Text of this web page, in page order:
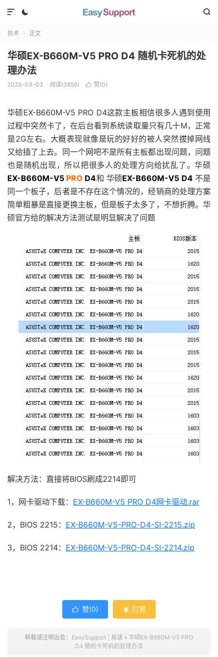
 

技术  正文
华硕EX-B660M-V5 PRO D4 随机卡死机的处
理办法
2023-03-03 阅读(3856)  赞(0)
华硕EX-B660M-V5 PRO D4这款主板相信很多人遇到使用
过程中突然卡了，在后台看到系统读取量只有几十M，正常
是2G左右。大概表现就像是玩的好好的被人突然拔掉网线
又给插了上去。同一个网吧不是所有主板都出现问题，问题
也是随机出现，所以把很多人的处理方向给扰乱了。华硕
EX-B660M-V5 PRO D4和 华硕EX-B660M-V5 D4不是
同一个板子，后者是不存在这个情况的，经销商的处理方案
简单粗暴是直接更换主板，但是板子太多了，不想折腾。华
硕官方给的解决方法测试是明显解决了问题
解决方法：直接将BIOS刷成2214即可
1，网卡驱动下载： EX-B660M-V5 PRO D4网卡驱动.rar
2，BIOS 2215： EX-B660M-V5-PRO-D4-SI-2215.zip
3，BIOS 2214： EX-B660M-V5-PRO-D4-SI-2214.zip
 赞(0)  打赏
转载请注明出处： EasySupport | 易速 » 华硕EX-B660M-V5 PRO
D4 随机卡死机的处理办法